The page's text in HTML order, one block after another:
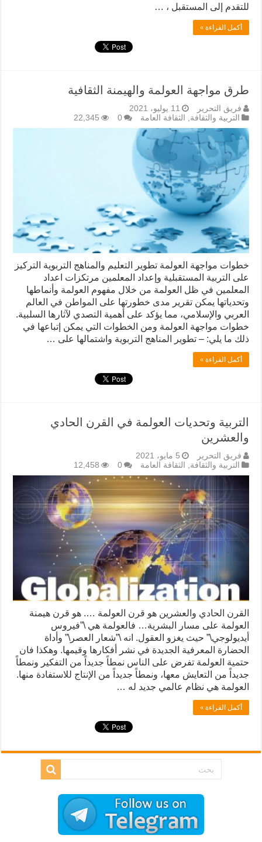
للتقدم إلى المستقبل ، …
أكمل القراءة »
طرق مواجهة العولمة والهيمنة الثقافية
فريق التحرير
11 يوليو، 2021
التربية والثقافة
الثقافة العامة 0
22,345
خطوات مواجهة العولمة تطوير التعليم والمناهج التربوية التركيز
على التربية المستقبلية وإعداد المعلمين مرتكزات اعداد
المعلمين في ظل العولمة من خلال مفهوم العولمة وأنماطها
وتحدياتها يمكن تقرير مدى خطورتها على المواطن في العالم
العربي والإسلامي، مما يؤكد على أهمية التصدي لآثارها السلبية.
خطوات مواجهة العولمة ومن الخطوات التي يمكن إتباعها في
ذلك ما يلي: – تطوير المناهج التربوية واشتمالها على …
أكمل القراءة »
التربية وتحديات العولمة في القرن الحادي
والعشرين
فريق التحرير
5 مايو، 2021
التربية والثقافة, الثقافة العامة 0
12,458
القرن الحادي والعشرين هو قرن العولمة …. هو قرن هيمنة
العولمة على مسار البشرية… فالعولمة هي \”فيروس
أيديولوجي\” حيث يغزو العقول. انه \”شعار العصر\” وأداة
الحضارة المعرفية الجديدة في نشر أفكارها وقيمها. وهكذا فان
حتمية العولمة تفرض على الناس نمطاً جديداً من التفكير ونمطاً
جديداً من التعايش معها، ونمطاً جديداً من الإنتاج للاستفادة منها.
العولمة هي نظام عالمي جديد له …
أكمل القراءة »